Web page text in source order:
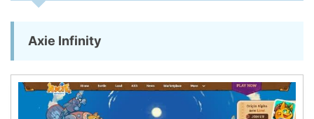
Axie Infinity